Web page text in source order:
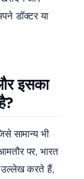
डॉक्टर या
इसका
सामान्य भी
पर, भारत
उल्लेख करते हैं,